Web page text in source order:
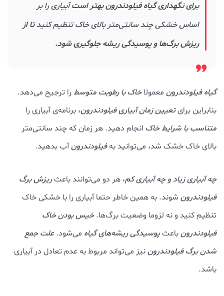
برای نگهداری گیاه فیلودندرون بهتر استآبیاری را بر
اساس خشکی چند سانتی‌متر بالای خاک تنظیم کنیدتا از
ریزش برگ‌ها و پوسیدگی ریشه جلوگیری شود.
گیاه فیلودندرون معمولاخاک با رطوبت متوسط را ترجیح می‌دهد.
بنابراین برایتعیین زمان آبیاری فیلودندرون، برنامه‌ی آبیاری را
متناسب با شرایط خاک انجام دهید. هر زمان که چند سانتی‌متر
بالای خاک خشک شد، می‌توانید بهفیلودندرونآب بدهید.
چه آبیاری زیاد و چه آبیاری کم، هر دو می‌توانند باعثریزش برگ
فیلودندرون شوند. به همین خاطر حتما آبیاری را با خشکی خاک
تنظیم کنید و نه لزوما وضعیت برگ‌ها.خیس بودن خاک
فیلودندرونباعثپوسیدگی ریشه‌های گیاه می‌شود. علت جمع
شدن برگ فیلودندروننیز می‌تواند مربوط به عدم تعادل در آبیاری
باشد.